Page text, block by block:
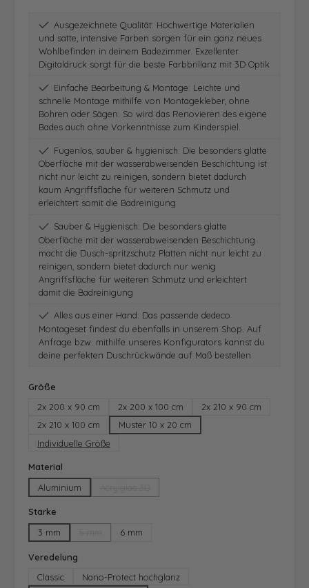
Ausgezeichnete Qualität: Hochwertige Materialien
und satte, intensive Farben sorgen für ein ganz neues
Wohlbefinden in deinem Badezimmer. Exzellenter
Digitaldruck sorgt für die beste Farbbrillanz mit 3D Optik
Einfache Bearbeitung & Montage: Leichte und
schnelle Montage mithilfe von Montagekleber, ohne
Bohren oder Sägen. So wird das Renovieren des eigene
Bades auch ohne Vorkenntnisse zum Kinderspiel.
Fugenlos, sauber & hygienisch: Die besonders glatte
Oberfläche mit der wasserabweisenden Beschichtung ist
nicht nur leicht zu reinigen, sondern bietet dadurch
kaum Angriffsfläche für weiteren Schmutz und
erleichtert somit die Badreinigung
Sauber & Hygienisch: Die besonders glatte
Oberfläche mit der wasserabweisenden Beschichtung
macht die Dusch-spritzschutz Platten nicht nur leicht zu
reinigen, sondern bietet dadurch nur wenig
Angriffsfläche für weiteren Schmutz und erleichtert
damit die Badreinigung
Alles aus einer Hand: Das passende dedeco
Montageset findest du ebenfalls in unserem Shop. Auf
Anfrage bzw. mithilfe unseres Konfigurators kannst du
deine perfekten Duschrückwände auf Maß bestellen
Größe
2x 200 x 90 cm
2x 200 x 100 cm
2x 210 x 90 cm
2x 210 x 100 cm
Muster 10 x 20 cm
Individuelle Größe
Material
Aluminium
Stärke
3 mm
(Diese Option ist zurzeit nicht verfügbar.)
6 mm
Veredelung
Classic
Nano-Protect hochglanz